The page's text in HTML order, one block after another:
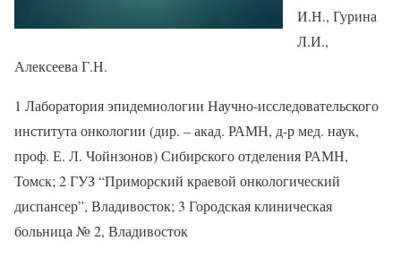
И.Н., Гурина
Л.И.,
Алексеева Г.Н.
1 Лаборатория эпидемиологии Научно-исследовательского
института онкологии (дир. – акад. РАМН, д-р мед. наук,
проф. Е. Л. Чойнзонов) Сибирского отделения РАМН,
Томск; 2 ГУЗ “Приморский краевой онкологический
диспансер”, Владивосток; 3 Городская клиническая
больница № 2, Владивосток